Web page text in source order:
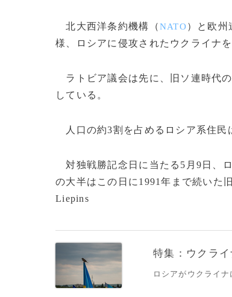
北大西洋条約機構（NATO）と欧州
様、ロシアに侵攻されたウクライナ
ラトビア議会は先に、旧ソ連時代
している。
人口の約3割を占めるロシア系住民
対独戦勝記念日に当たる5月9日、
の大半はこの日に1991年まで続いた
Liepins
特集：ウクラ
ロシアがウクライ